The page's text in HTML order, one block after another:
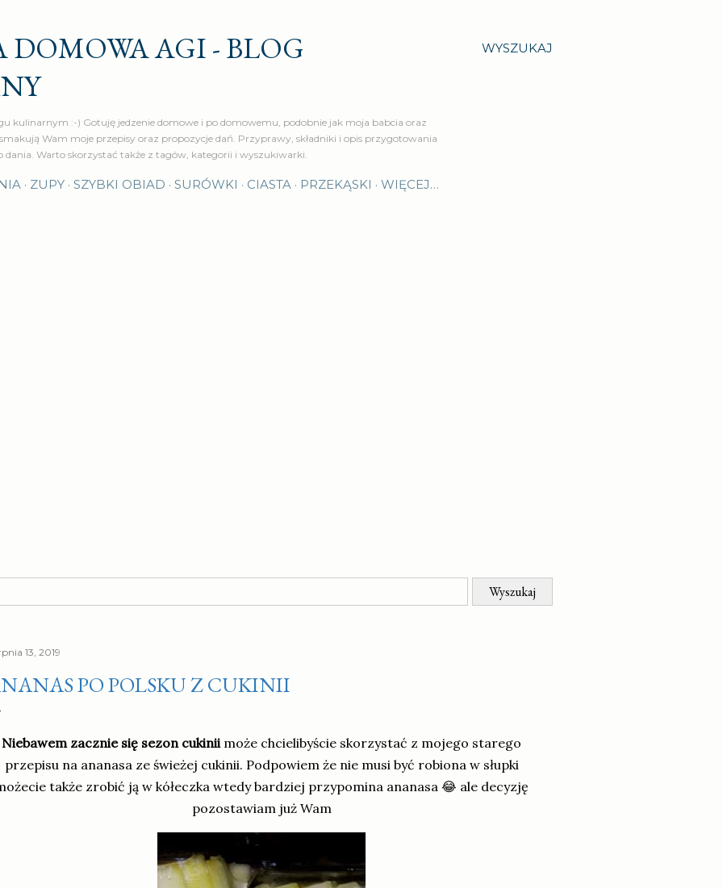
WYSZUKAJ
AGI - BLOG
kulinarnym :-) Gotuję jedzenie domowe i po domowemu, podobnie jak moja babcia oraz
Wam moje przepisy oraz propozycje dań. Przyprawy, składniki i opis przygotowania
dania. Warto skorzystać także z tagów, kategorii i wyszukiwarki.
ZUPY SZYBKI OBIAD SURÓWKI CIASTA PRZEKĄSKI WIĘCEJ…
13, 2019
PO POLSKU Z CUKINII
Niebawem zacznie się sezon cukinii może chcielibyście skorzystać z mojego starego
przepisu na ananasa ze świeżej cukinii. Podpowiem że nie musi być robiona w słupki
także zrobić ją w kółeczka wtedy bardziej przypomina ananasa 😂 ale decyzję
pozostawiam już Wam